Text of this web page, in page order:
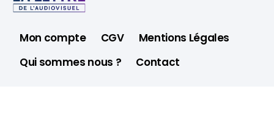
Mon compte CGV
Mentions Légales
Qui sommes nous ?
Contact